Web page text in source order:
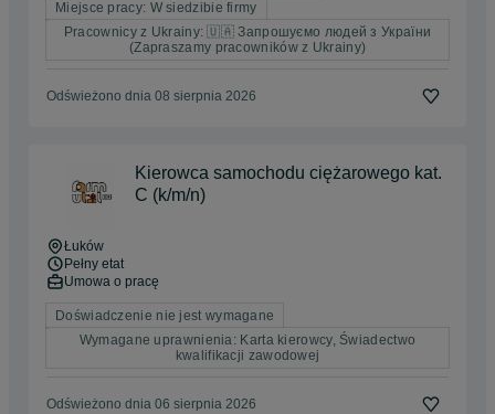
Miejsce pracy: W siedzibie firmy
Pracownicy z Ukrainy: 🇺🇦 Запрошуємо людей з України
(Zapraszamy pracowników z Ukrainy)
Odświeżono dnia 08 sierpnia 2026
Kierowca samochodu ciężarowego kat.
C (k/m/n)
Łuków
Pełny etat
Umowa o pracę
Doświadczenie nie jest wymagane
Wymagane uprawnienia: Karta kierowcy, Świadectwo
kwalifikacji zawodowej
Odświeżono dnia 06 sierpnia 2026